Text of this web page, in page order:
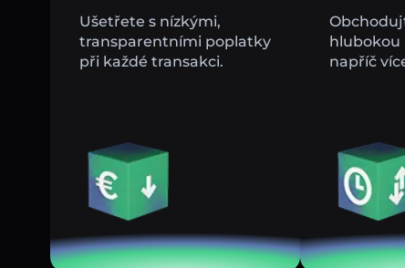
Ušetřete s nízkými,
transparentními poplatky
při každé transakci.
hlubokou
napříč